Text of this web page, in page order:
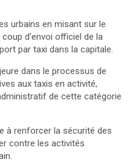
urbains en misant sur le
d’envoi officiel de la
par taxi dans la capitale.
dans le processus de
aux taxis en activité,
de cette catégorie
à renforcer la sécurité des
contre les activités